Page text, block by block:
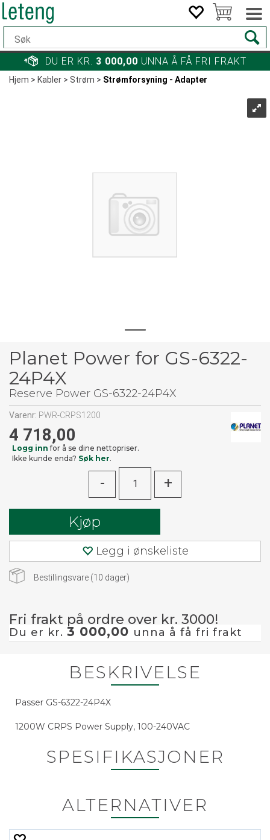
DU ER KR. 3 000,00 UNNA Å FÅ FRI FRAKT
Hjem>Kabler>Strøm>Strømforsyning - Adapter
Planet Power for GS-6322-
24P4X
Reserve Power GS-6322-24P4X
Varenr: PWR-CRPS1200
4 718,00
Logg inn for å se dine nettopriser.
Ikke kunde enda? Søk her.
- +
Kjøp
Legg i ønskeliste
Bestillingsvare (10 dager)
Fri frakt på ordre over kr. 3000!
Du er kr. 3 000,00 unna å få fri frakt
BESKRIVELSE
Passer GS-6322-24P4X
1200W CRPS Power Supply, 100-240VAC
SPESIFIKASJONER
ALTERNATIVER